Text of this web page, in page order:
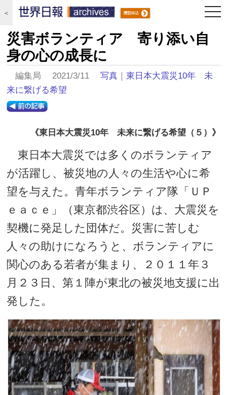
＜
災害ボランティア 寄り添い自
身の心の成長に
編集局 2021/3/11写真 ｜東日本大震災10年 未
来に繋げる希望
《東日本大震災10年 未来に繋げる希望（５）》
東日本大震災では多くのボランティア
が活躍し、被災地の人々の生活や心に希
望を与えた。青年ボランティア隊「ＵＰ
ｅａｃｅ」（東京都渋谷区）は、大震災を
契機に発足した団体だ。災害に苦しむ
人々の助けになろうと、ボランティアに
関心のある若者が集まり、２０１１年３
月２３日、第１陣が東北の被災地支援に出
発した。